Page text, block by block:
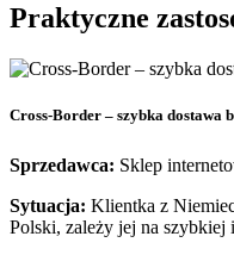
Praktyczne
Cross-Border – szybka dostawa
Sprzedawca: Sklep
Sytuacja: Klientka z
Polski, zależy jej na szybkiej